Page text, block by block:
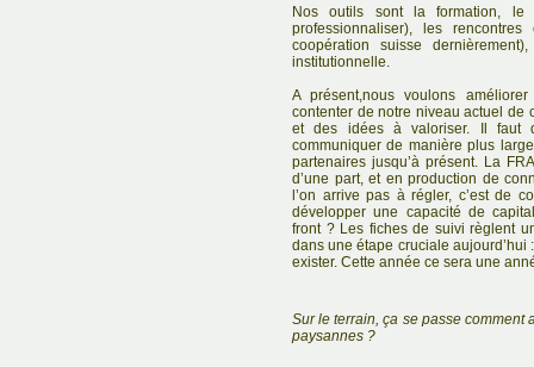
Nos outils sont la formation, le
professionnaliser), les
coopération suisse
institutionnelle.
A présent,nous voulons
contenter de notre niveau actuel de
et des idées à valoriser. Il faut
communiquer de manière plus
partenaires jusqu’à présent. La
d’une part, et en production de
l’on arrive pas à régler, c’est de
développer une capacité de
front ? Les fiches de suivi règlent
dans une étape cruciale aujourd’hui
exister. Cette année ce sera une
Sur le terrain, ça se passe comment
paysannes ?